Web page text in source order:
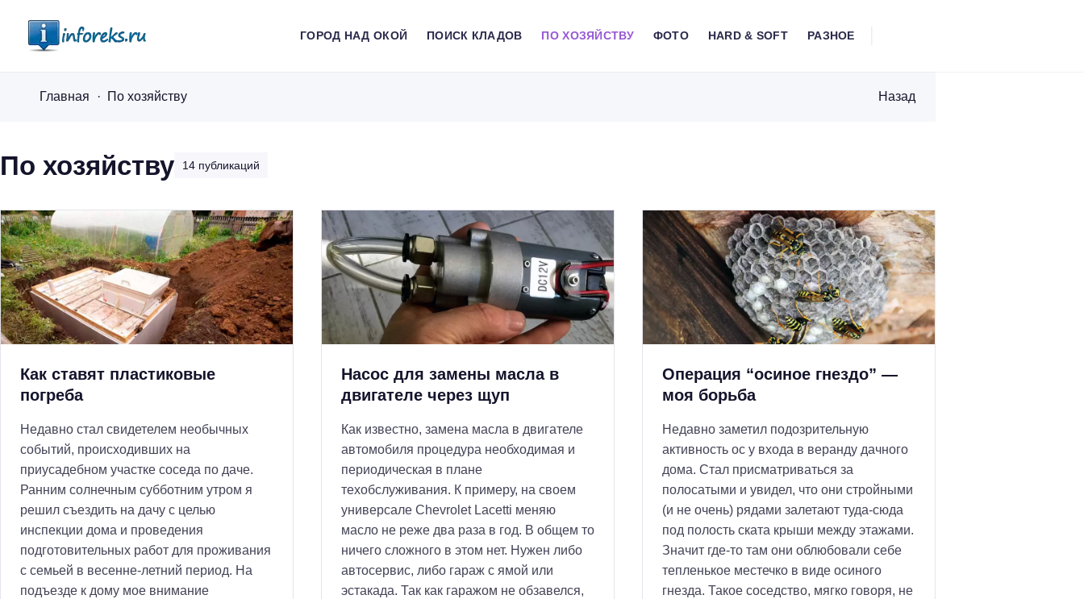
e
s
.
r
u
ГОРОД НАД ОКОЙ ПОИСК КЛАДОВ ПО ХОЗЯЙСТВУ ФОТО HARD & SOFT РАЗНОЕ
Главная По хозяйству Назад
По хозяйству 14 публикаций
Как ставят пластиковые
погреба
Недавно стал свидетелем необычных
событий, происходивших на
приусадебном участке соседа по даче.
Ранним солнечным субботним утром я
решил съездить на дачу с целью
инспекции дома и проведения
подготовительных работ для проживания
с семьей в весенне-летний период. На
подъезде к дому мое внимание
Насос для замены масла в
двигателе через щуп
Как известно, замена масла в двигателе
автомобиля процедура необходимая и
периодическая в плане
техобслуживания. К примеру, на своем
универсале Chevrolet Lacetti меняю
масло не реже два раза в год. В общем то
ничего сложного в этом нет. Нужен либо
автосервис, либо гараж с ямой или
эстакада. Так как гаражом не обзавелся,
Операция “осиное гнездо” —
моя борьба
Недавно заметил подозрительную
активность ос у входа в веранду дачного
дома. Стал присматриваться за
полосатыми и увидел, что они стройными
(и не очень) рядами залетают туда-сюда
под полость ската крыши между этажами.
Значит где-то там они облюбовали себе
тепленькое местечко в виде осиного
гнезда. Такое соседство, мягко говоря, не